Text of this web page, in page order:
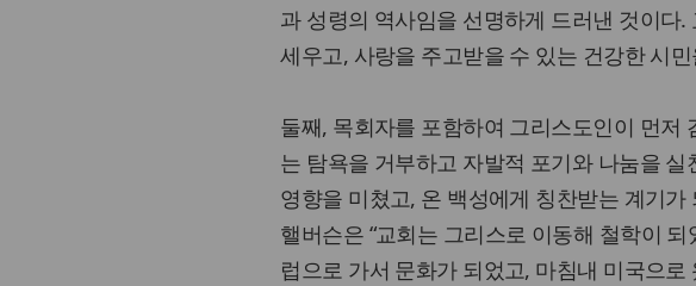
과 성령의 역사임을 선명하게 드러낸 것이다
세우고, 사랑을 주고받을 수 있는 건강한 시
둘째, 목회자를 포함하여 그리스도인이 먼저
는 탐욕을 거부하고 자발적 포기와 나눔을
영향을 미쳤고, 온 백성에게 칭찬받는 계기
핼버슨은 “교회는 그리스로 이동해 철학이
럽으로 가서 문화가 되었고, 마침내 미국으